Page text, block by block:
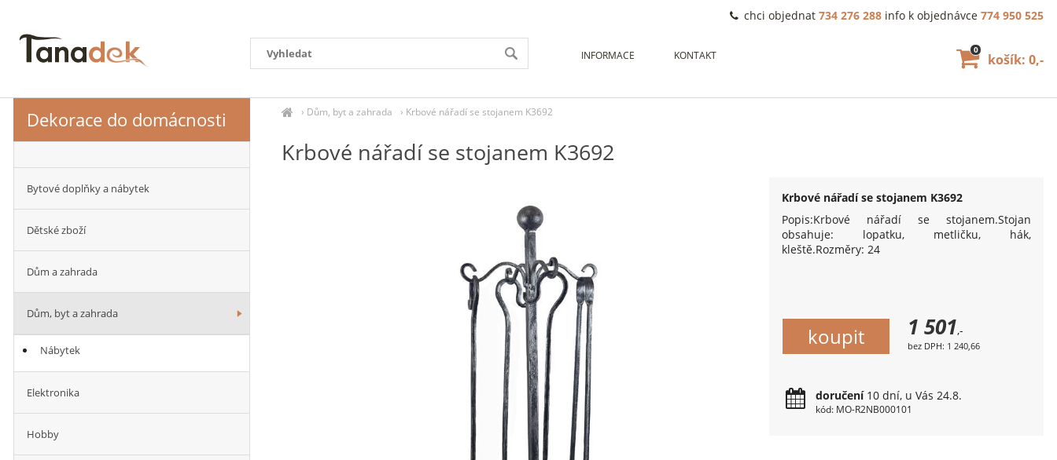
› Dům, byt a zahrada › Krbové nářadí se stojanem K3692
Krbové nářadí se stojanem K3692
Krbové nářadí se stojanem K3692
Popis:Krbové nářadí se stojanem.Stojan
obsahuje: lopatku, metličku, hák,
kleště.Rozměry: 24
1 501,-
bez DPH: 1 240,66
doručení10 dní, u Vás 24.8.
kód: MO-R2NB000101
Dekorace do domácnosti
Bytové doplňky a nábytek
Dětské zboží
Dům a zahrada
Dům, byt a zahrada
Nábytek
Elektronika
Hobby
INFORMACE KONTAKT
chci objednat 734 276 288 info k objednávce 774 950 525
košík: 0,-
0